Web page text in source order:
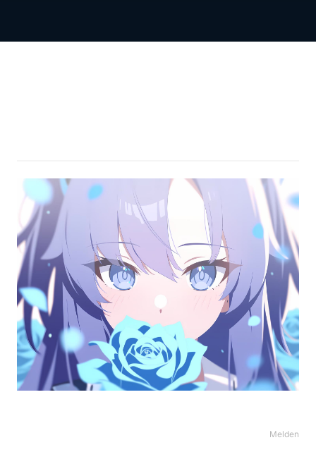
Melden